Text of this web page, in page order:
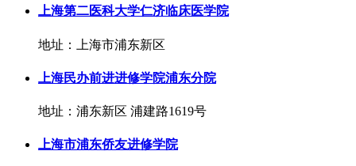
上海第二医科大学仁济临床医学院
地址：上海市浦东新区
上海民办前进进修学院浦东分院
地址：浦东新区 浦建路1619号
上海市浦东侨友进修学院